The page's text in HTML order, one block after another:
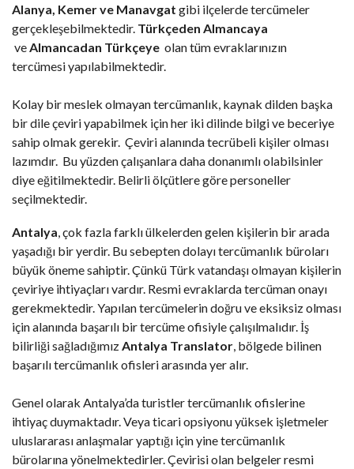
Alanya, Kemer ve Manavgat gibi ilçelerde tercümeler
gerçekleşebilmektedir. Türkçeden Almancaya
ve Almancadan Türkçeye olan tüm evraklarınızın
tercümesi yapılabilmektedir.
Kolay bir meslek olmayan tercümanlık, kaynak dilden başka
bir dile çeviri yapabilmek için her iki dilinde bilgi ve beceriye
sahip olmak gerekir. Çeviri alanında tecrübeli kişiler olması
lazımdır. Bu yüzden çalışanlara daha donanımlı olabilsinler
diye eğitilmektedir. Belirli ölçütlere göre personeller
seçilmektedir.
Antalya , çok fazla farklı ülkelerden gelen kişilerin bir arada
yaşadığı bir yerdir. Bu sebepten dolayı tercümanlık büroları
büyük öneme sahiptir. Çünkü Türk vatandaşı olmayan kişilerin
çeviriye ihtiyaçları vardır. Resmi evraklarda tercüman onayı
gerekmektedir. Yapılan tercümelerin doğru ve eksiksiz olması
için alanında başarılı bir tercüme ofisiyle çalışılmalıdır. İş
bilirliği sağladığımız Antalya Translator , bölgede bilinen
başarılı tercümanlık ofisleri arasında yer alır.
Genel olarak Antalya’da turistler tercümanlık ofislerine
ihtiyaç duymaktadır. Veya ticari opsiyonu yüksek işletmeler
uluslararası anlaşmalar yaptığı için yine tercümanlık
bürolarına yönelmektedirler. Çevirisi olan belgeler resmi